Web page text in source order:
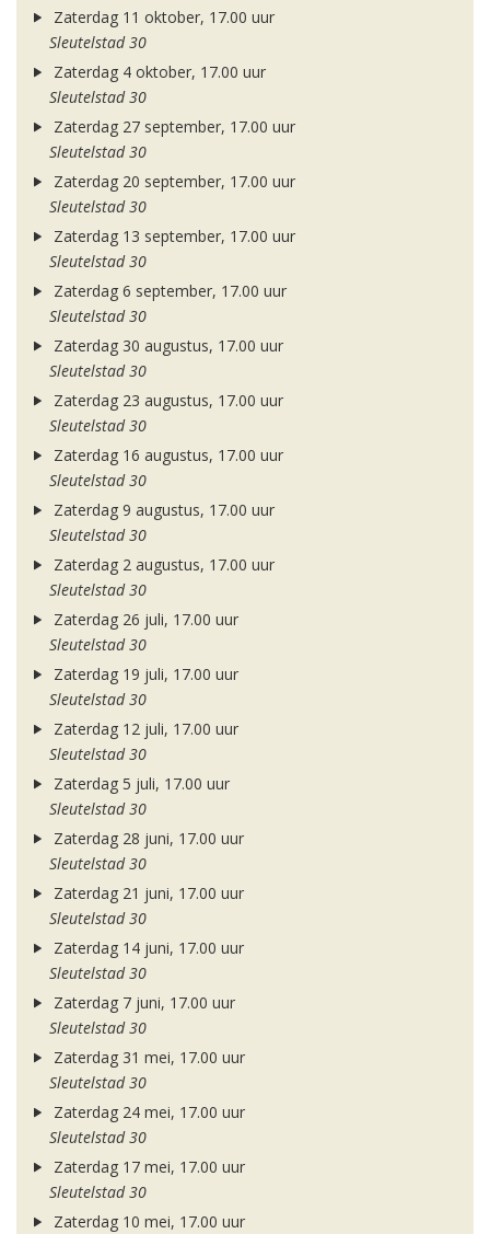
Zaterdag 11 oktober, 17.00 uur
Sleutelstad 30
Zaterdag 4 oktober, 17.00 uur
Sleutelstad 30
Zaterdag 27 september, 17.00 uur
Sleutelstad 30
Zaterdag 20 september, 17.00 uur
Sleutelstad 30
Zaterdag 13 september, 17.00 uur
Sleutelstad 30
Zaterdag 6 september, 17.00 uur
Sleutelstad 30
Zaterdag 30 augustus, 17.00 uur
Sleutelstad 30
Zaterdag 23 augustus, 17.00 uur
Sleutelstad 30
Zaterdag 16 augustus, 17.00 uur
Sleutelstad 30
Zaterdag 9 augustus, 17.00 uur
Sleutelstad 30
Zaterdag 2 augustus, 17.00 uur
Sleutelstad 30
Zaterdag 26 juli, 17.00 uur
Sleutelstad 30
Zaterdag 19 juli, 17.00 uur
Sleutelstad 30
Zaterdag 12 juli, 17.00 uur
Sleutelstad 30
Zaterdag 5 juli, 17.00 uur
Sleutelstad 30
Zaterdag 28 juni, 17.00 uur
Sleutelstad 30
Zaterdag 21 juni, 17.00 uur
Sleutelstad 30
Zaterdag 14 juni, 17.00 uur
Sleutelstad 30
Zaterdag 7 juni, 17.00 uur
Sleutelstad 30
Zaterdag 31 mei, 17.00 uur
Sleutelstad 30
Zaterdag 24 mei, 17.00 uur
Sleutelstad 30
Zaterdag 17 mei, 17.00 uur
Sleutelstad 30
Zaterdag 10 mei, 17.00 uur